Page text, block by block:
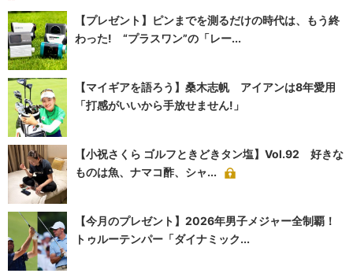
【プレゼント】ピンまでを測るだけの時代は、もう終
わった! “プラスワン”の「レー...
【マイギアを語ろう】桑木志帆 アイアンは8年愛用
「打感がいいから手放せません!」
【小祝さくら ゴルフときどきタン塩】Vol.92 好きな
ものは魚、ナマコ酢、シャ...
【今月のプレゼント】2026年男子メジャー全制覇！
トゥルーテンパー「ダイナミック...